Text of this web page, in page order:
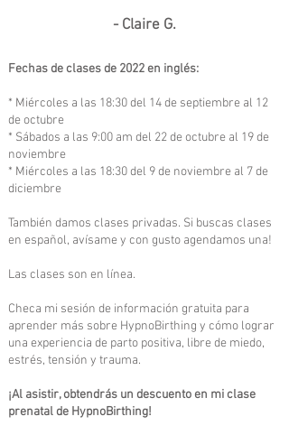
- Claire G.
Fechas de clases de 2022 en inglés:
* Miércoles a las 18:30 del 14 de septiembre al 12
de octubre
* Sábados a las 9:00 am del 22 de octubre al 19 de
noviembre
* Miércoles a las 18:30 del 9 de noviembre al 7 de
diciembre
También damos clases privadas. Si buscas clases
en español, avísame y con gusto agendamos una!
Las clases son en línea.
Checa mi sesión de información gratuita para
aprender más sobre HypnoBirthing y cómo lograr
una experiencia de parto positiva, libre de miedo,
estrés, tensión y trauma.
¡Al asistir, obtendrás un descuento en mi clase
prenatal de HypnoBirthing!